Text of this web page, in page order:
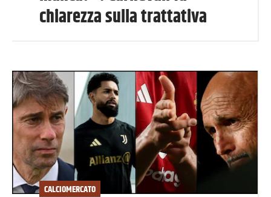
chiarezza sulla trattativa
CALCIOMERCATO